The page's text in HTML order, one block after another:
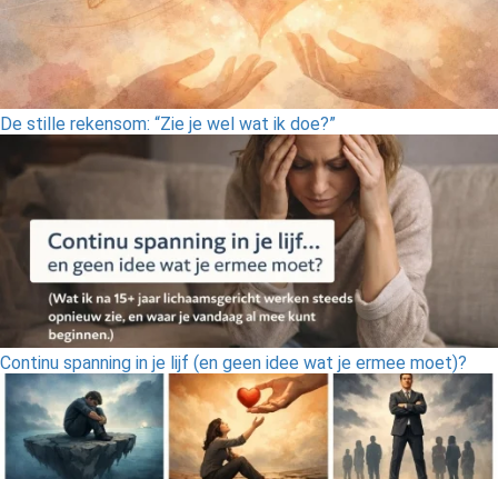
De stille rekensom: “Zie je wel wat ik doe?”
Continu spanning in je lijf (en geen idee wat je ermee moet)?